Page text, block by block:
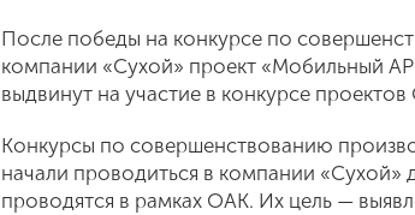
После победы на конкурсе по
компании «Сухой» проект «Мобильный
выдвинут на участие в конкурсе
Конкурсы по совершенствованию
начали проводиться в компании «Сухой»
проводятся в рамках ОАК. Их цель —